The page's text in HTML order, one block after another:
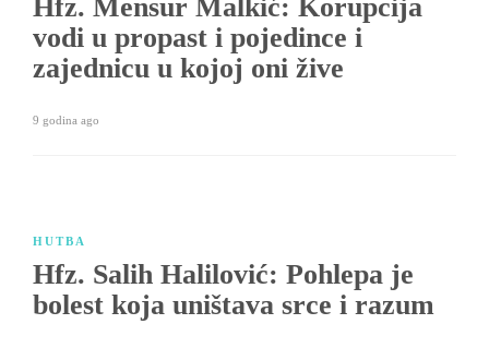
Hfz. Mensur Malkić: Korupcija
vodi u propast i pojedince i
zajednicu u kojoj oni žive
9 godina ago
HUTBA
Hfz. Salih Halilović: Pohlepa je
bolest koja uništava srce i razum